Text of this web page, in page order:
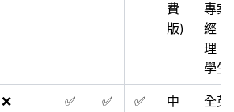
費
版)
專案
經
理、
學生
❌ ✅ ✅ ✅ 中
全英